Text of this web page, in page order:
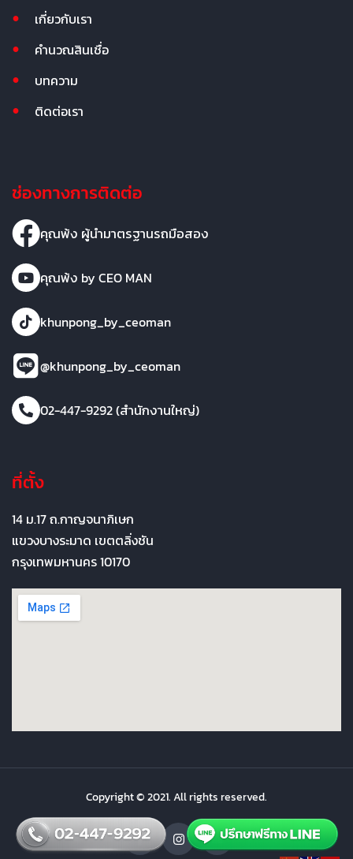
เกี่ยวกับเรา
คำนวณสินเชื่อ
บทความ
ติดต่อเรา
ช่องทางการติดต่อ
คุณพ้ง ผู้นำมาตรฐานรถมือสอง
คุณพ้ง by CEO MAN
khunpong_by_ceoman
@khunpong_by_ceoman
02-447-9292 (สำนักงานใหญ่)
ที่ตั้ง
14 ม.17 ถ.กาญจนาภิเษก
แขวงบางระมาด เขตตลิ่งชัน
กรุงเทพมหานคร 10170
Copyright © 2021. All rights reserved.